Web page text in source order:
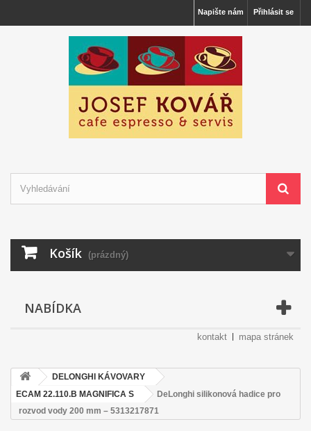
Přihlásit se
Napište nám
Košík (prázdný)
NABÍDKA
kontakt mapa stránek
DELONGHI KÁVOVARY
ECAM 22.110.B MAGNIFICA S
DeLonghi silikonová hadice pro
rozvod vody 200 mm – 5313217871